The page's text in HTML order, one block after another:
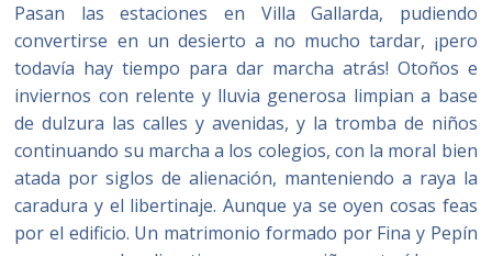
Pasan las estaciones en Villa Gallarda, pudiendo
convertirse en un desierto a no mucho tardar, ¡pero
todavía hay tiempo para dar marcha atrás! Otoños e
inviernos con relente y lluvia generosa limpian a base
de dulzura las calles y avenidas, y la tromba de niños
continuando su marcha a los colegios, con la moral bien
atada por siglos de alienación, manteniendo a raya la
caradura y el libertinaje. Aunque ya se oyen cosas feas
por el edificio. Un matrimonio formado por Fina y Pepín